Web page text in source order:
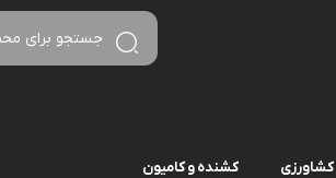
کشاورزی کشنده و کامیون